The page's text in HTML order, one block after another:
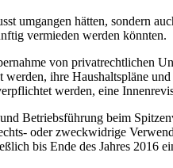
hätten, sondern
vermieden werden könnten.
von privatrechtlichen
ihre Haushaltspläne
werden, eine
Betriebsführung beim
oder zweckwidrige
bis Ende des Jahres